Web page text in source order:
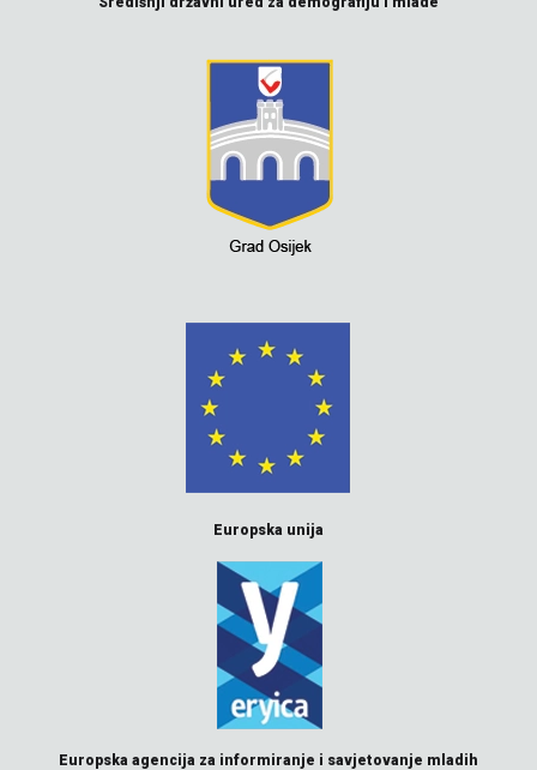
Europska unija
Europska agencija za informiranje i savjetovanje mladih